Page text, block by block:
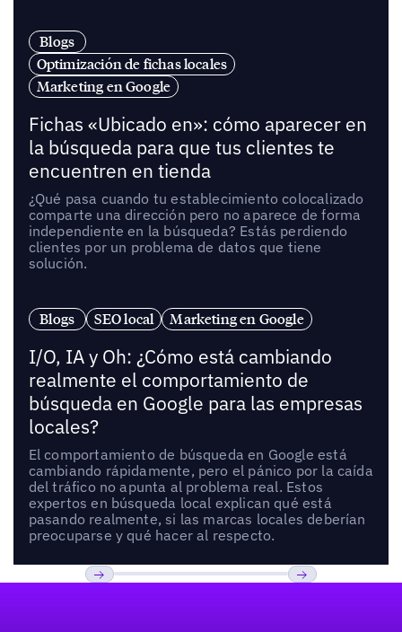
Blogs
Optimización de fichas locales
Marketing en Google
Fichas «Ubicado en»: cómo aparecer en
la búsqueda para que tus clientes te
encuentren en tienda
¿Qué pasa cuando tu establecimiento colocalizado
comparte una dirección pero no aparece de forma
independiente en la búsqueda? Estás perdiendo
clientes por un problema de datos que tiene
solución.
Blogs SEO local Marketing en Google
I/O, IA y Oh: ¿Cómo está cambiando
realmente el comportamiento de
búsqueda en Google para las empresas
locales?
El comportamiento de búsqueda en Google está
cambiando rápidamente, pero el pánico por la caída
del tráfico no apunta al problema real. Estos
expertos en búsqueda local explican qué está
pasando realmente, si las marcas locales deberían
preocuparse y qué hacer al respecto.